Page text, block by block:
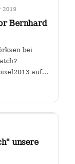
2019
Bernhard
bei
auf
unsere